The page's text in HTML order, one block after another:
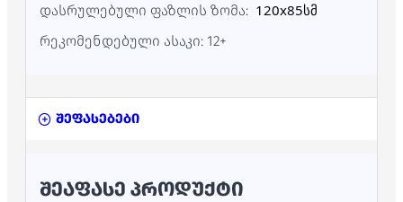
დასრულებული ფაზლის ზომა: 120x85სმ
რეკომენდებული ასაკი: 12+
შეფასებები
ᲨᲔᲐᲤᲐᲡᲔ ᲞᲠᲝᲓᲣᲥᲢᲘ